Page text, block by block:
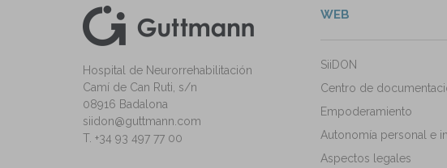
Hospital de Neurorrehabilitación
Camí de Can Ruti, s/n
08916 Badalona
siidon@guttmann.com
T. +34 93 497 77 00
WEB
SiiDON
Centro de
Empoderamiento
Autonomía personal e
Aspectos legales